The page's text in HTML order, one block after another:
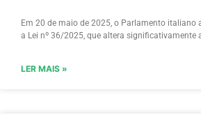
Em 20 de maio de 2025, o Parlamento italiano
a Lei nº 36/2025, que altera significativamente
LER MAIS »